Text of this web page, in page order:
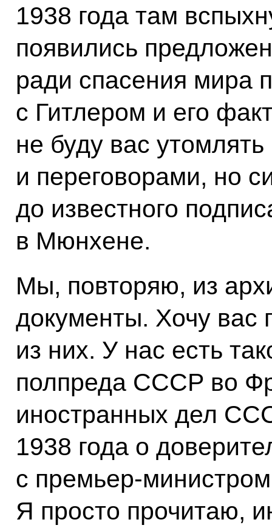
1938 года там
появились
ради спасения мира
с Гитлером и его
не буду вас
и переговорами, но
до известного
в Мюнхене.
Мы, повторяю, из
документы. Хочу вас
из них. У нас есть
полпреда СССР во
иностранных дел
1938 года о
с
Я просто прочитаю,